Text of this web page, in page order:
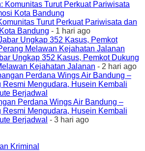
Turut Perkuat Pariwisata dan
Bandung - 1 hari ago
Ungkap 352 Kasus, Pemkot Dukung
Kejahatan Jalanan - 2 hari ago
Perdana Wings Air Bandung –
Resmi Mengudara, Husein Kembali
Berjadwal - 3 hari ago
Kriminal